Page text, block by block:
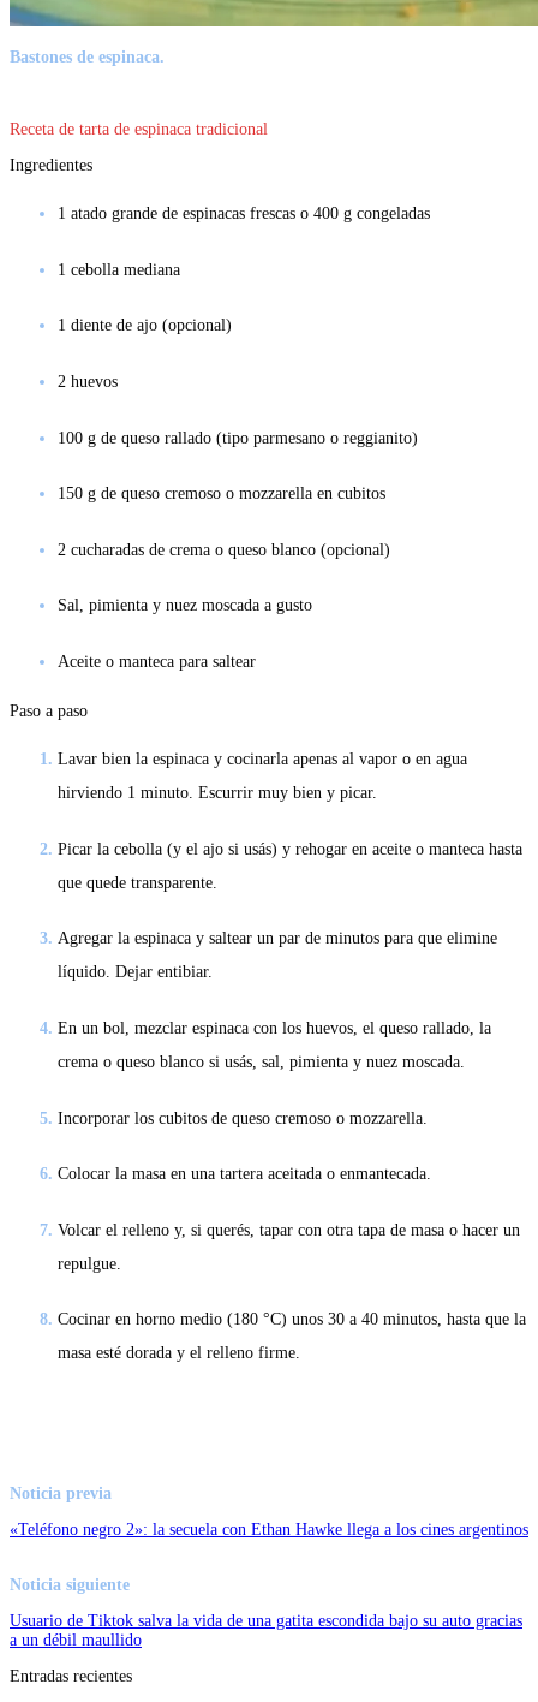
Bastones de espinaca.
Receta de tarta de espinaca tradicional
Ingredientes
1 atado grande de espinacas frescas o 400 g congeladas
1 cebolla mediana
1 diente de ajo (opcional)
2 huevos
100 g de queso rallado (tipo parmesano o reggianito)
150 g de queso cremoso o mozzarella en cubitos
2 cucharadas de crema o queso blanco (opcional)
Sal, pimienta y nuez moscada a gusto
Aceite o manteca para saltear
Paso a paso
Lavar bien la espinaca y cocinarla apenas al vapor o en agua
hirviendo 1 minuto. Escurrir muy bien y picar.
Picar la cebolla (y el ajo si usás) y rehogar en aceite o manteca hasta
que quede transparente.
Agregar la espinaca y saltear un par de minutos para que elimine
líquido. Dejar entibiar.
En un bol, mezclar espinaca con los huevos, el queso rallado, la
crema o queso blanco si usás, sal, pimienta y nuez moscada.
Incorporar los cubitos de queso cremoso o mozzarella.
Colocar la masa en una tartera aceitada o enmantecada.
Volcar el relleno y, si querés, tapar con otra tapa de masa o hacer un
repulgue.
Cocinar en horno medio (180 °C) unos 30 a 40 minutos, hasta que la
masa esté dorada y el relleno firme.
Noticia previa
«Teléfono negro 2»: la secuela con Ethan Hawke llega a los cines argentinos
Noticia siguiente
Usuario de Tiktok salva la vida de una gatita escondida bajo su auto gracias
a un débil maullido
Entradas recientes